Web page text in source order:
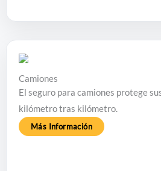
Camiones
El seguro para camiones protege
kilómetro tras kilómetro.
Más Información